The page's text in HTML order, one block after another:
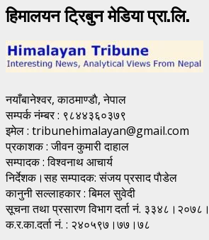
हिमालयन ट्रिबुन मेडिया प्रा.लि.
नयाँबानेश्वर, काठमाण्डाै, नेपाल
सम्पर्क नंम्बर : ९८४४३६०३७९
इमेल : tribunehimalayan@gmail.com
प्रकाशक : जीवन कुमारी दाहाल
सम्पादक : विश्वनाथ आचार्य
निर्देशक।सह सम्पादक: संजय प्रसाद पाैडेल
कानुनी सल्लाहकार : बिमल सुवेदी
सूचना तथा प्रसारण विभाग दर्ता नं.
क.र.का.दर्ता नं. : २४०५९७।७७।७८